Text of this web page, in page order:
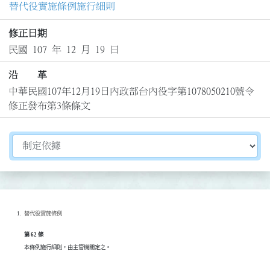
替代役實施條例施行細則
修正日期
民國 107 年 12 月 19 日
沿 革
中華民國107年12月19日內政部台內役字第1078050210號令
修正發布第3條條文
切換選擇法規資訊內容
替代役實施條例
第 62 條
本條例施行細則，由主管機關定之。